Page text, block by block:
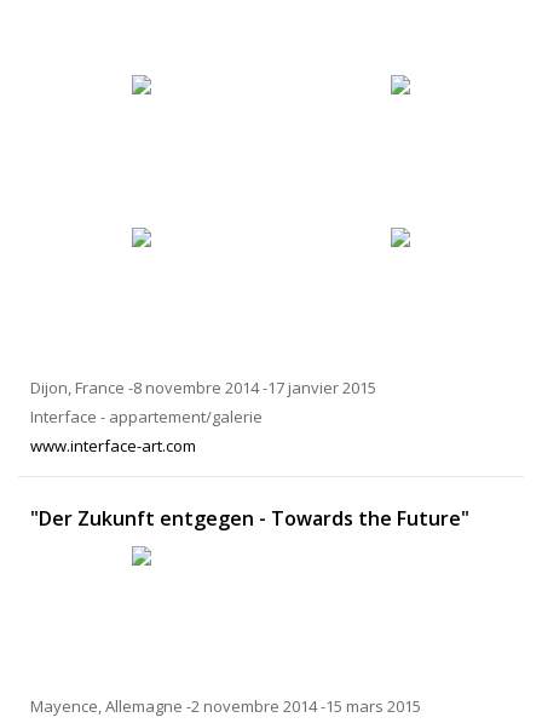
Dijon, France -8 novembre 2014 -17 janvier 2015
Interface - appartement/galerie
www.interface-art.com
"Der Zukunft entgegen - Towards the Future"
Mayence, Allemagne -2 novembre 2014 -15 mars 2015